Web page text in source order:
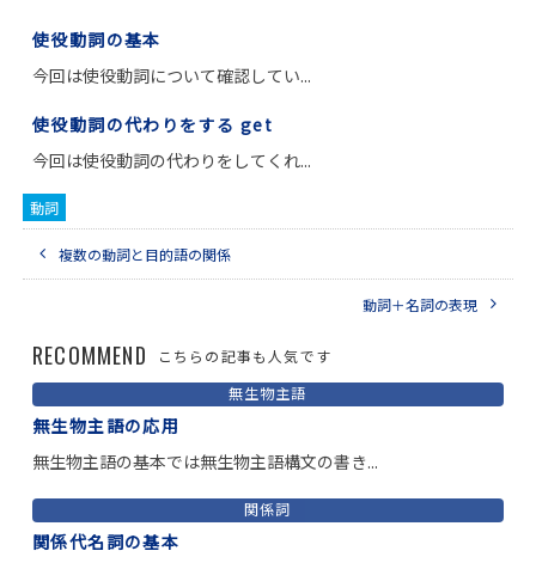
使役動詞の基本
今回は使役動詞について確認してい...
使役動詞の代わりをする get
今回は使役動詞の代わりをしてくれ...
動詞
複数の動詞と目的語の関係
動詞＋名詞の表現
RECOMMEND
こちらの記事も人気です
無生物主語
無生物主語の応用
無生物主語の基本では無生物主語構文の書き...
関係詞
関係代名詞の基本